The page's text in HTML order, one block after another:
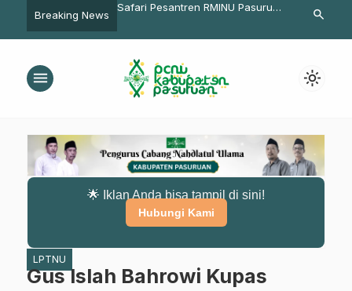
Breaking News
STAI Salahuddin
Safari Pesantren RMINU Pasuruan
Berkhidmat
Perkuat
Lekok
search
menu light_mode
🌟 Iklan Anda bisa tampil di sini!
Hubungi Kami
LPTNU
Gus Islah Bahrowi Kupas